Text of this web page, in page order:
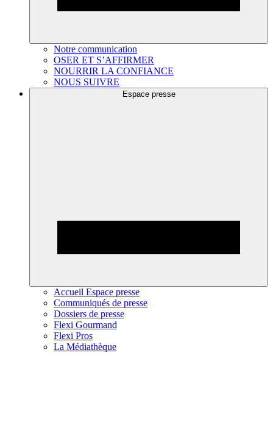
Notre communication
OSER ET S’AFFIRMER
NOURRIR LA CONFIANCE
NOUS SUIVRE
Espace presse
Accueil Espace presse
Communiqués de presse
Dossiers de presse
Flexi Gourmand
Flexi Pros
La Médiathèque